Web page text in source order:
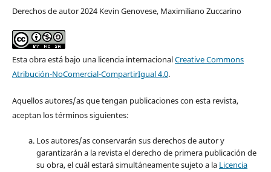
Derechos de autor 2024 Kevin Genovese, Maximiliano Zuccarino
Esta obra está bajo una licencia internacionalCreative Commons
Atribución-NoComercial-CompartirIgual 4.0.
Aquellos autores/as que tengan publicaciones con esta revista,
aceptan los términos siguientes:
Los autores/as conservarán sus derechos de autor y
garantizarán a la revista el derecho de primera publicación de
su obra, el cuál estará simultáneamente sujeto a la Licencia